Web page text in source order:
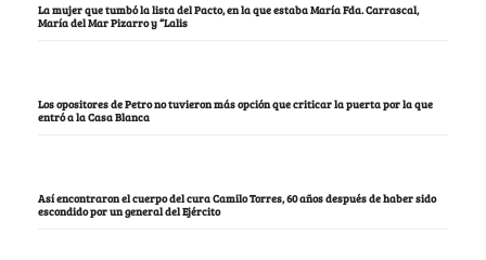
La mujer que tumbó la lista del Pacto, en la que estaba María Fda. Carrascal,
María del Mar Pizarro y “Lalis
Los opositores de Petro no tuvieron más opción que criticar la puerta por la que
entró a la Casa Blanca
Así encontraron el cuerpo del cura Camilo Torres, 60 años después de haber sido
escondido por un general del Ejército